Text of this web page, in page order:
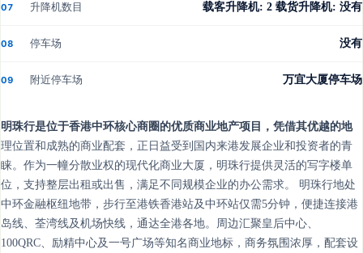
07 升降机数目 载客升降机: 2 载货升降机: 没有
08 停车场 没有
09 附近停车场 万宜大厦停车场
明珠行是位于香港中环核心商圈的优质商业地产项目，凭借其优越的地
理位置和成熟的商业配套，正日益受到国内来港发展企业和投资者的青
睐。作为一幢分散业权的现代化商业大厦，明珠行提供灵活的写字楼单
位，支持整层出租或出售，满足不同规模企业的办公需求。 明珠行地处
中环金融枢纽地带，步行至港铁香港站及中环站仅需5分钟，便捷连接港
岛线、荃湾线及机场快线，通达全港各地。周边汇聚皇后中心、
100QRC、励精中心及一号广场等知名商业地标，商务氛围浓厚，配套设